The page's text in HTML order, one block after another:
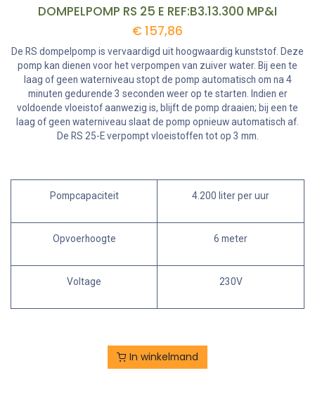
DOMPELPOMP RS 25 E REF:B3.13.300 MP&I
€157,86
De RS dompelpomp is vervaardigd uit hoogwaardig kunststof. Deze
pomp kan dienen voor het verpompen van zuiver water. Bij een te
laag of geen waterniveau stopt de pomp automatisch om na 4
minuten gedurende 3 seconden weer op te starten. Indien er
voldoende vloeistof aanwezig is, blijft de pomp draaien; bij een te
laag of geen waterniveau slaat de pomp opnieuw automatisch af.
De RS 25-E verpompt vloeistoffen tot op 3 mm.
Pompcapaciteit 4.200 liter per uur
Opvoerhoogte 6 meter
Voltage 230V
In winkelmand